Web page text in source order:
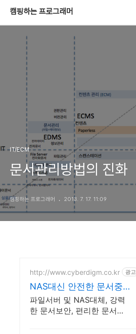
캠핑하는 프로그래머
IT/ECM
문서관리방법의 진화
캠핑하는 프로그래머 2013. 7. 17. 11:09
http://www.cyberdigm.co.kr 광고
NAS대신 안전한 문서중
앙화
파일서버 및 NAS대체, 강력
한 문서보안, 편리한 문서관